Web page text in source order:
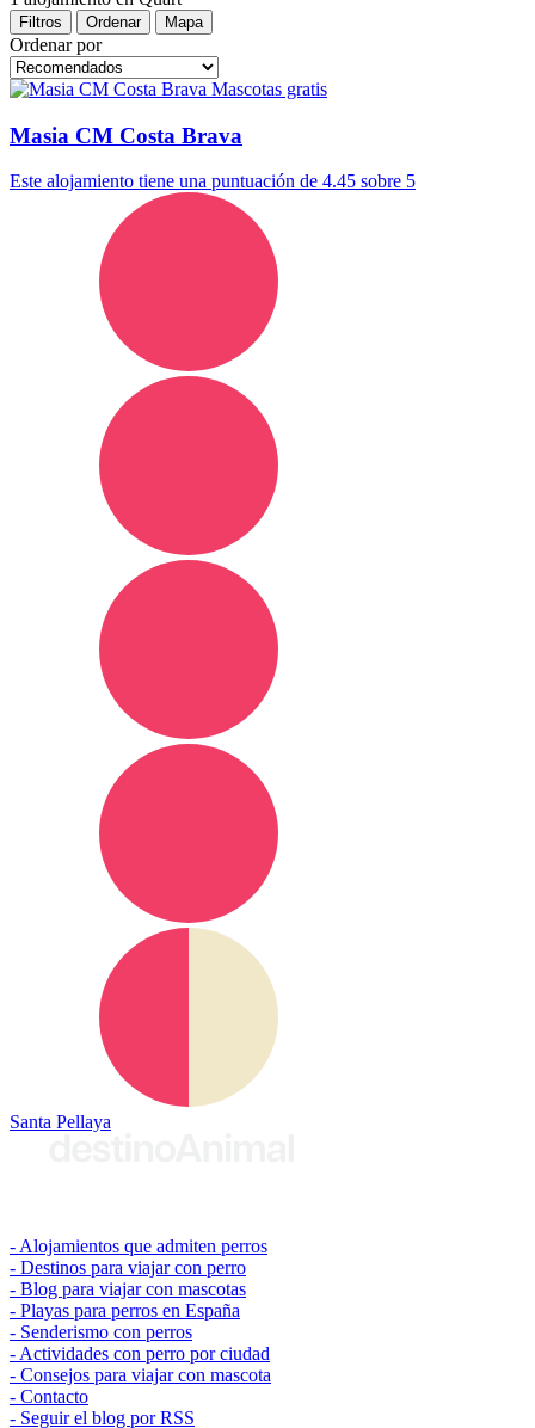
Filtros Ordenar Mapa
Ordenar por
Mascotas gratis
Masia CM Costa Brava
Este alojamiento tiene una puntuación de 4.45 sobre 5
Santa Pellaya
Alojamientos que admiten perros
Destinos para viajar con perro
Blog para viajar con mascotas
Playas para perros en España
Senderismo con perros
Actividades con perro por ciudad
Consejos para viajar con mascota
Contacto
Seguir el blog por RSS